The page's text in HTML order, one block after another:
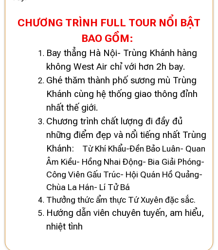
CHƯƠNG TRÌNH FULL TOUR NỔI BẬT
BAO GỒM:
Bay thẳng Hà Nội- Trùng Khánh hàng
không West Air chỉ với hơn 2h bay.
Ghé thăm thành phố sương mù Trùng
Khánh cùng hệ thống giao thông đỉnh
nhất thế giới.
Chương trình chất lượng đi đầy đủ
những điểm đẹp và nổi tiếng nhất Trùng
Khánh:
Từ Khí Khẩu-Đền Bảo Luân- Quan
Âm Kiều- Hồng Nhai Động- Bia Giải Phóng-
Công Viên Gấu Trúc- Hội Quán Hồ Quảng-
Chùa La Hán- Lí Tử Bá
Thưởng thức ẩm thực Tứ Xuyên đặc sắc.
Hướng dẫn viên chuyên tuyến, am hiểu,
nhiệt tình